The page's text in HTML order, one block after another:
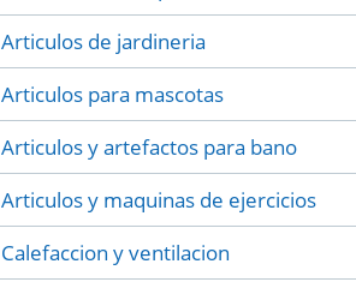
Articulos de jardineria
Articulos para mascotas
Articulos y artefactos para bano
Articulos y maquinas de ejercicios
Calefaccion y ventilacion